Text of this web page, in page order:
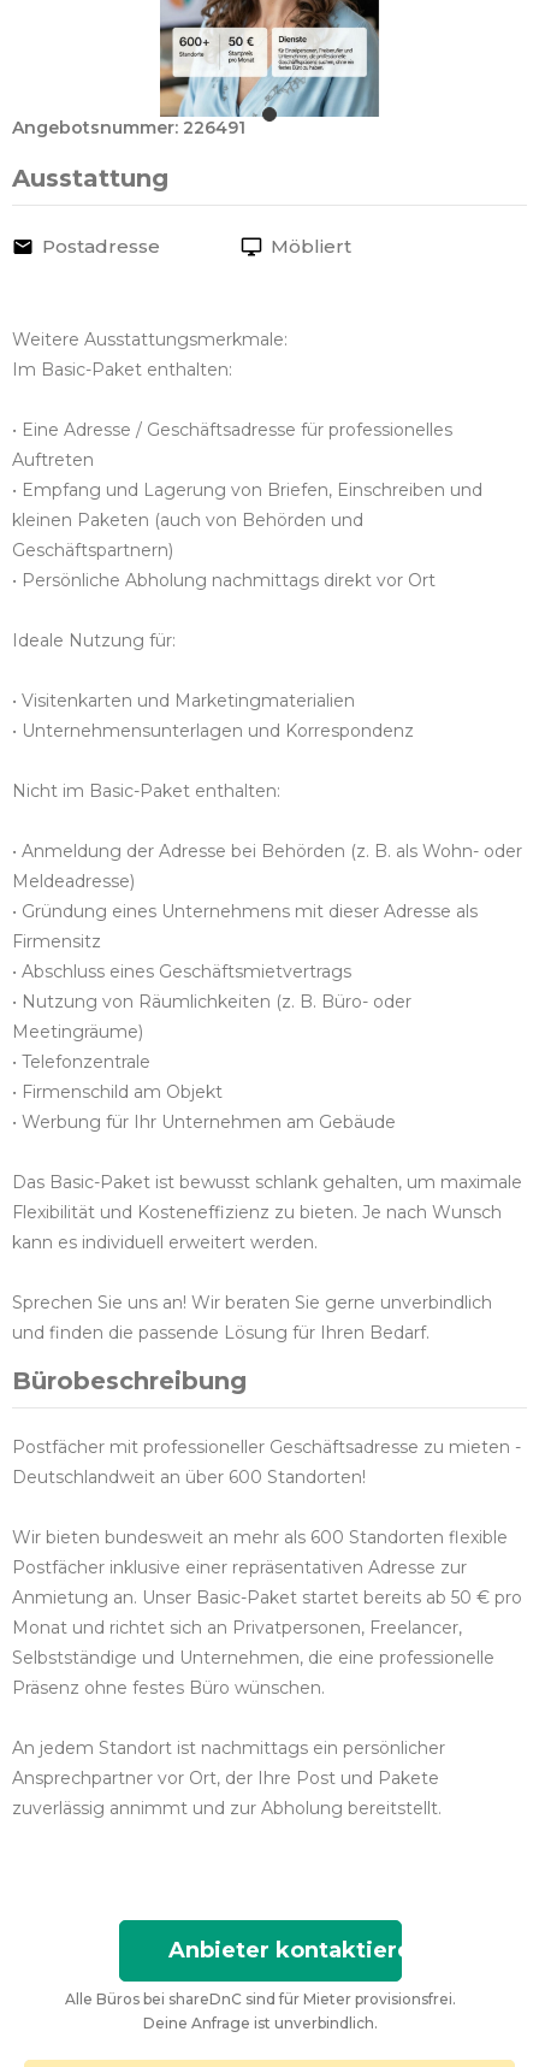
Angebotsnummer: 226491
Ausstattung
Postadresse Möbliert
Weitere Ausstattungsmerkmale:
Im Basic-Paket enthalten:
• Eine Adresse / Geschäftsadresse für professionelles
Auftreten
• Empfang und Lagerung von Briefen, Einschreiben und
kleinen Paketen (auch von Behörden und
Geschäftspartnern)
• Persönliche Abholung nachmittags direkt vor Ort
Ideale Nutzung für:
• Visitenkarten und Marketingmaterialien
• Unternehmensunterlagen und Korrespondenz
Nicht im Basic-Paket enthalten:
• Anmeldung der Adresse bei Behörden (z. B. als Wohn- oder
Meldeadresse)
• Gründung eines Unternehmens mit dieser Adresse als
Firmensitz
• Abschluss eines Geschäftsmietvertrags
• Nutzung von Räumlichkeiten (z. B. Büro- oder
Meetingräume)
• Telefonzentrale
• Firmenschild am Objekt
• Werbung für Ihr Unternehmen am Gebäude
Das Basic-Paket ist bewusst schlank gehalten, um maximale
Flexibilität und Kosteneffizienz zu bieten. Je nach Wunsch
kann es individuell erweitert werden.
Sprechen Sie uns an! Wir beraten Sie gerne unverbindlich
und finden die passende Lösung für Ihren Bedarf.
Bürobeschreibung
Postfächer mit professioneller Geschäftsadresse zu mieten -
Deutschlandweit an über 600 Standorten!
Wir bieten bundesweit an mehr als 600 Standorten flexible
Postfächer inklusive einer repräsentativen Adresse zur
Anmietung an. Unser Basic-Paket startet bereits ab 50 € pro
Monat und richtet sich an Privatpersonen, Freelancer,
Selbstständige und Unternehmen, die eine professionelle
Präsenz ohne festes Büro wünschen.
An jedem Standort ist nachmittags ein persönlicher
Ansprechpartner vor Ort, der Ihre Post und Pakete
zuverlässig annimmt und zur Abholung bereitstellt.
Anbieter kontaktieren
Alle Büros bei shareDnC sind für Mieter provisionsfrei.
Deine Anfrage ist unverbindlich.